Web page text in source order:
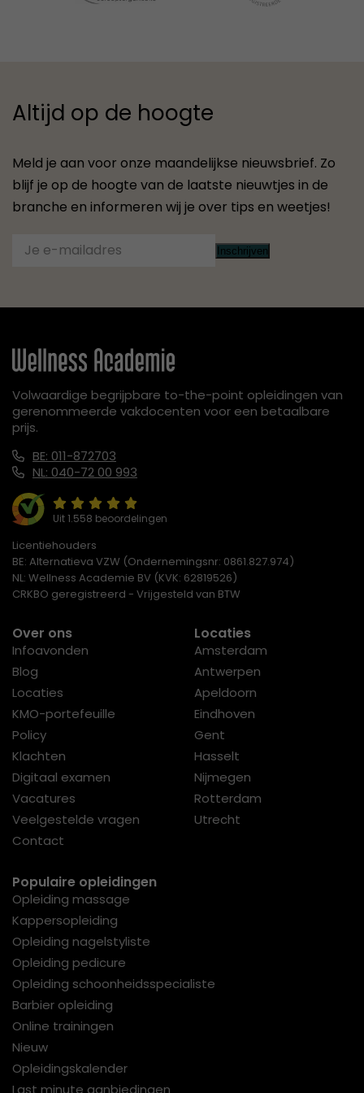
Altijd op de hoogte
Meld je aan voor onze maandelijkse nieuwsbrief. Zo
blijf je op de hoogte van de laatste nieuwtjes in de
branche en informeren wij je over tips en weetjes!
Inschrijven
Volwaardige begrijpbare to-the-point opleidingen van
gerenommeerde vakdocenten voor een betaalbare
prijs.
BE: 011-872703
NL: 040-72 00 993
Uit 1.558 beoordelingen
Licentiehouders
BE: Alternatieva VZW (Ondernemingsnr: 0861.827.974)
NL: Wellness Academie BV (KVK: 62819526)
CRKBO geregistreerd - Vrijgesteld van BTW
Over ons
Infoavonden
Blog
Locaties
KMO-portefeuille
Policy
Klachten
Digitaal examen
Vacatures
Veelgestelde vragen
Contact
Locaties
Amsterdam
Antwerpen
Apeldoorn
Eindhoven
Gent
Hasselt
Nijmegen
Rotterdam
Utrecht
Populaire opleidingen
Opleiding massage
Kappersopleiding
Opleiding nagelstyliste
Opleiding pedicure
Opleiding schoonheidsspecialiste
Barbier opleiding
Online trainingen
Nieuw
Opleidingskalender
Last minute aanbiedingen